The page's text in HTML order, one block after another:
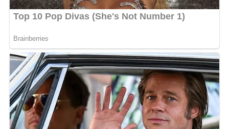
plus sur celle qui partage désormais son quotidien de
jeune papa.
Félicitations à la petite famille !
MOTS-CLÉS : UNE